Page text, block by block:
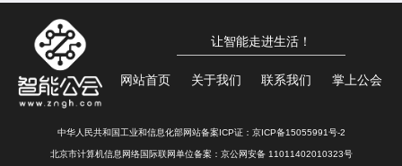
让智能走进生活！
网站首页 关于我们 联系我们 掌上公会
中华人民共和国工业和信息化部网站备案ICP证： 京ICP备15055991号-2
北京市计算机信息网络国际联网单位备案： 京公网安备 11011402010323号